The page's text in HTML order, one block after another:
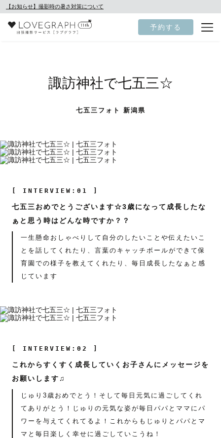
【お知らせ】撮影時の暑さ対策について
予約する
諏訪神社で七五三☆
七五三フォト 新潟県
[ INTERVIEW:01 ]
七五三おめでとうございます☆3歳になって成長したな
ぁと思う時はどんな時ですか？？
一生懸命おしゃべりして自分のしたいことや伝えたいこ
とを話してくれたり、言葉のキャッチボールができて保
育園での様子を教えてくれたり、毎日成長したなぁと感
じています
[ INTERVIEW:02 ]
これからすくすく成長していくお子さんにメッセージを
お願いします♫
じゅり3歳おめでとう！そして毎日元気に過ごしてくれ
てありがとう！じゅりの元気な姿が毎日パパとママにパ
ワーを与えてくれてるよ！これからもじゅりとパパとマ
マと毎日楽しく幸せに過ごしていこうね！